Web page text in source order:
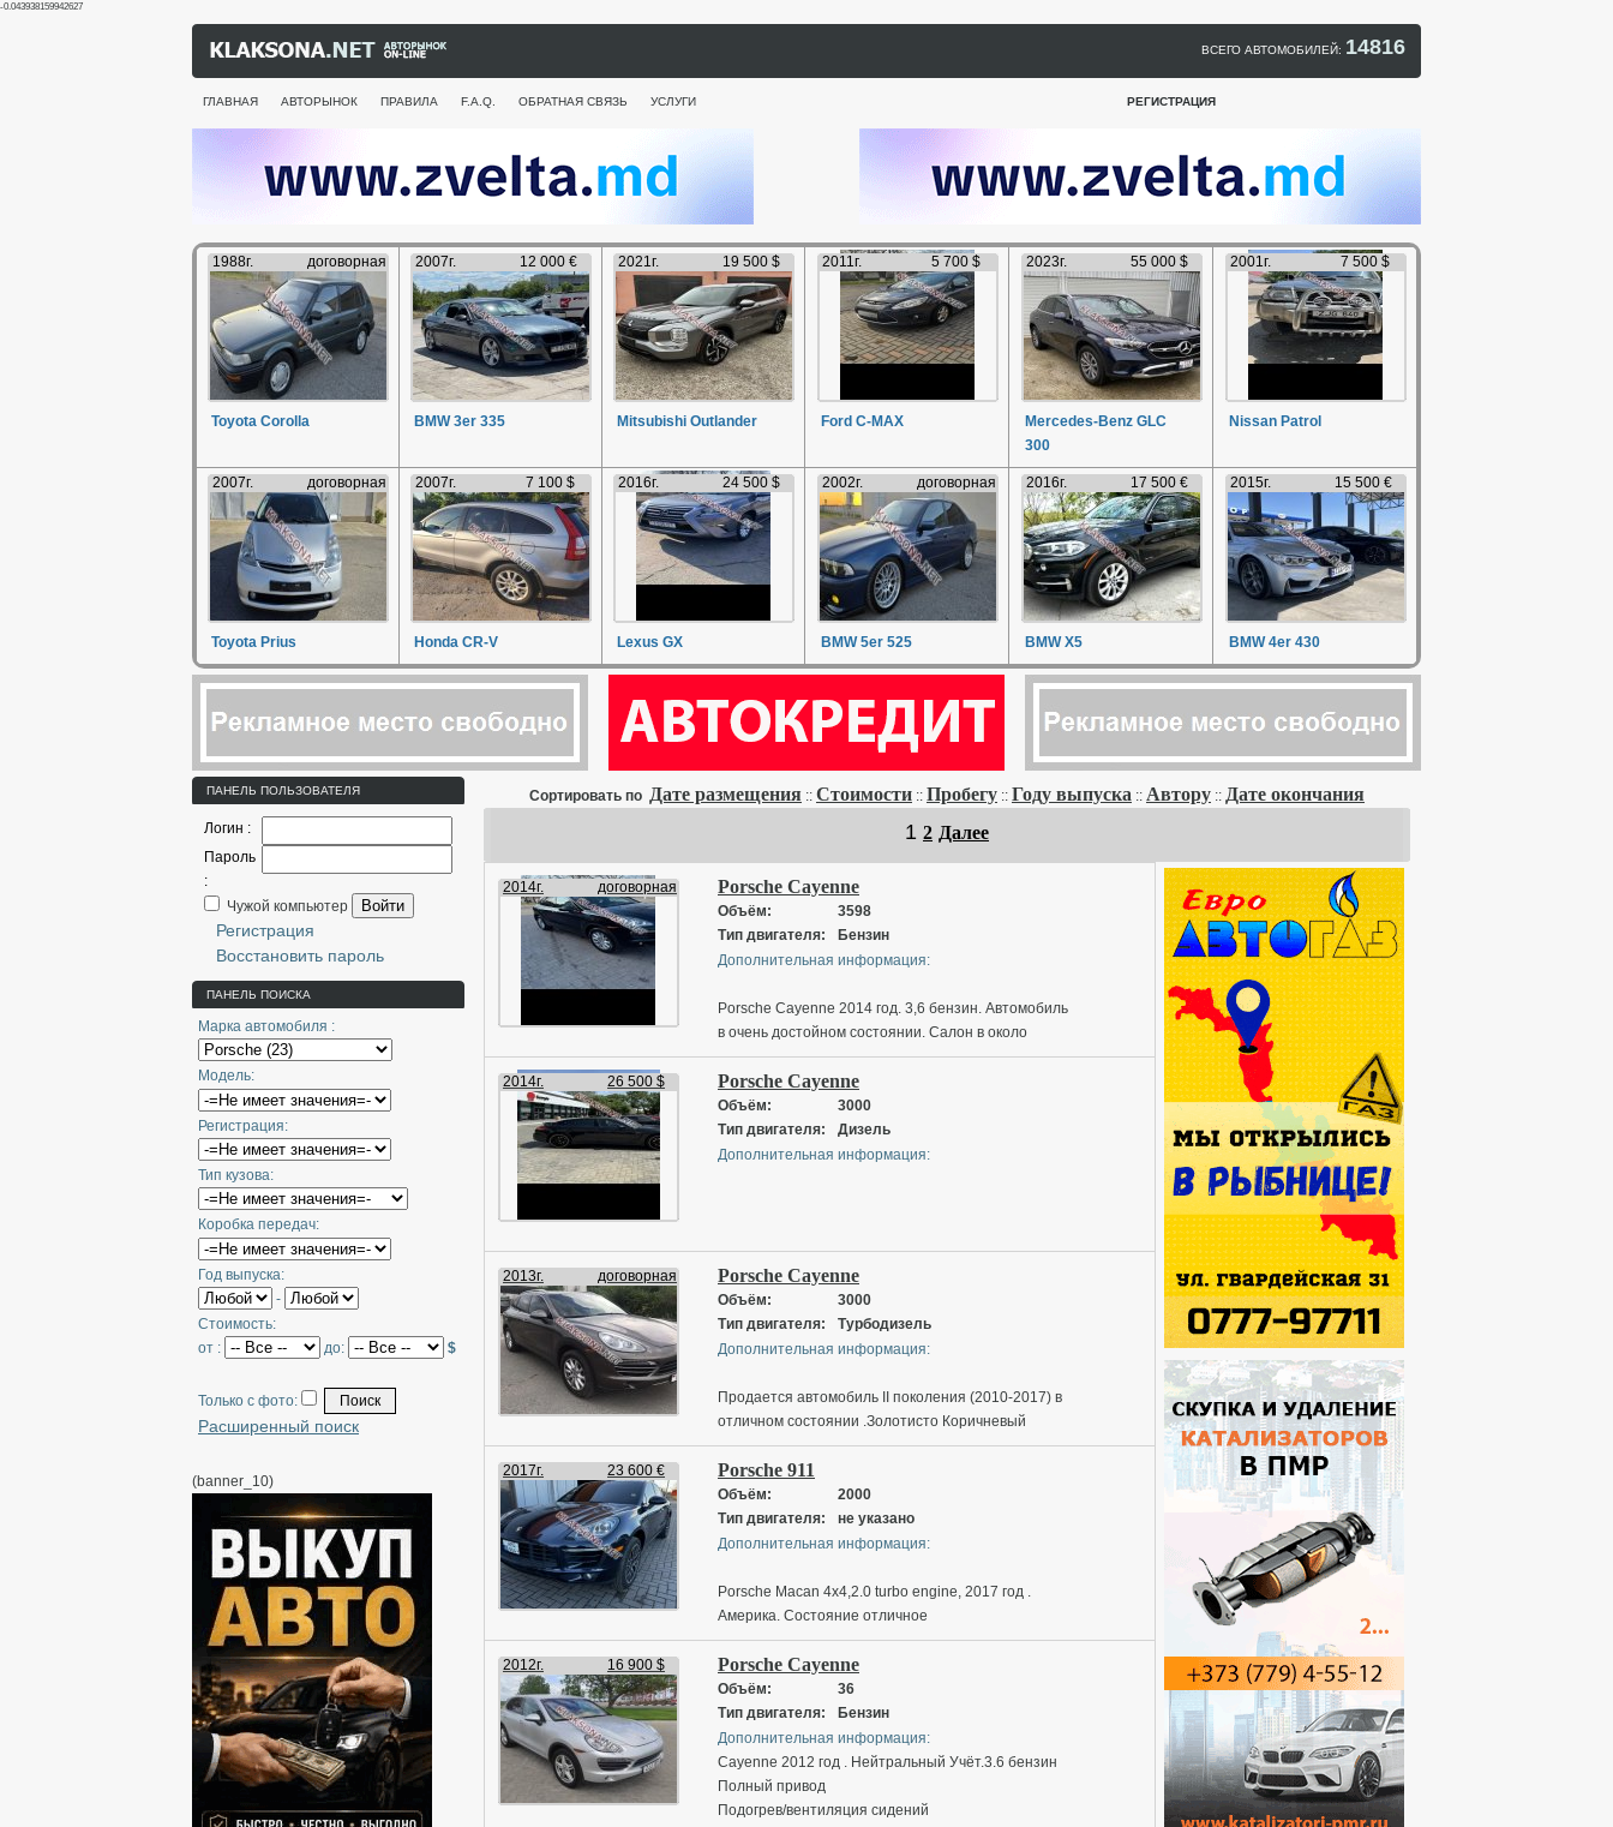
-0.043938159942627
ВСЕГО АВТОМОБИЛЕЙ: 14816
ГЛАВНАЯ АВТОРЫНОК ПРАВИЛА F.A.Q. ОБРАТНАЯ СВЯЗЬ УСЛУГИ РЕГИСТРАЦИЯ
1988г. договорная
Toyota Corolla
2007г. 12 000 €
BMW 3er 335
2021г. 19 500 $
Mitsubishi Outlander
2011г. 5 700 $
Ford C-MAX
2023г. 55 000 $
Mercedes-Benz GLC
300
2001г. 7 500 $
Nissan Patrol
2007г. договорная
Toyota Prius
2007г. 7 100 $
Honda CR-V
2016г. 24 500 $
Lexus GX
2002г. договорная
BMW 5er 525
2016г. 17 500 €
BMW X5
2015г. 15 500 €
BMW 4er 430
ПАНЕЛЬ ПОЛЬЗОВАТЕЛЯ
Логин :
Пароль
:
Чужой компьютер
Войти
Регистрация
Восстановить пароль
ПАНЕЛЬ ПОИСКА
Марка автомобиля :
Модель:
Регистрация:
Тип кузова:
Коробка передач:
Год выпуска:
-
Стоимость:
от :
до: $
Только с фото:
Расширенный поиск
(banner_10)
Сортировать по Дате размещения :: Стоимости :: Пробегу :: Году выпуска :: Автору :: Дате окончания
1 2 Далее
2014г. договорная Porsche Cayenne
Объём:
3598
Тип двигателя:
Бензин
Дополнительная информация:
Porsche Cayenne 2014 год. 3,6 бензин. Автомобиль
в очень достойном состоянии. Салон в около
идеальном состоянии. Кожанный салон,климат-
контроль, подогревы сидений. Хорошая резина.
Продам/обмен в обе стороны
2014г. 26 500 $ Porsche Cayenne
Объём:
3000
Тип двигателя:
Дизель
Дополнительная информация:
2013г. договорная Porsche Cayenne
Объём:
3000
Тип двигателя:
Турбодизель
Дополнительная информация:
Продается автомобиль II поколения (2010-2017) в
отличном состоянии .Золотисто Коричневый
внедорожник с дизельным двигателем, мощностью
и объемом, оснащенный полным приводом 4х4.
Идеальный выбор для города и бездорожья.
2017г. 23 600 € Porsche 911
Объём:
2000
Тип двигателя:
не указано
Дополнительная информация:
Porsche Macan 4x4,2.0 turbo engine, 2017 год .
Америка. Состояние отличное
2012г. 16 900 $ Porsche Cayenne
Объём:
36
Тип двигателя:
Бензин
Дополнительная информация:
Cayenne 2012 год . Нейтральный Учёт.3.6 бензин
Полный привод
Подогрев/вентиляция сидений